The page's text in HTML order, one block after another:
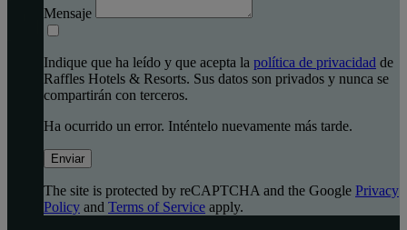
Mensaje
Indique que ha leído y que acepta la política de privacidad de
Raffles Hotels & Resorts. Sus datos son privados y nunca se
compartirán con terceros.
Ha ocurrido un error. Inténtelo nuevamente más tarde.
Enviar
The site is protected by reCAPTCHA and the Google Privacy
Policy and Terms of Service apply.